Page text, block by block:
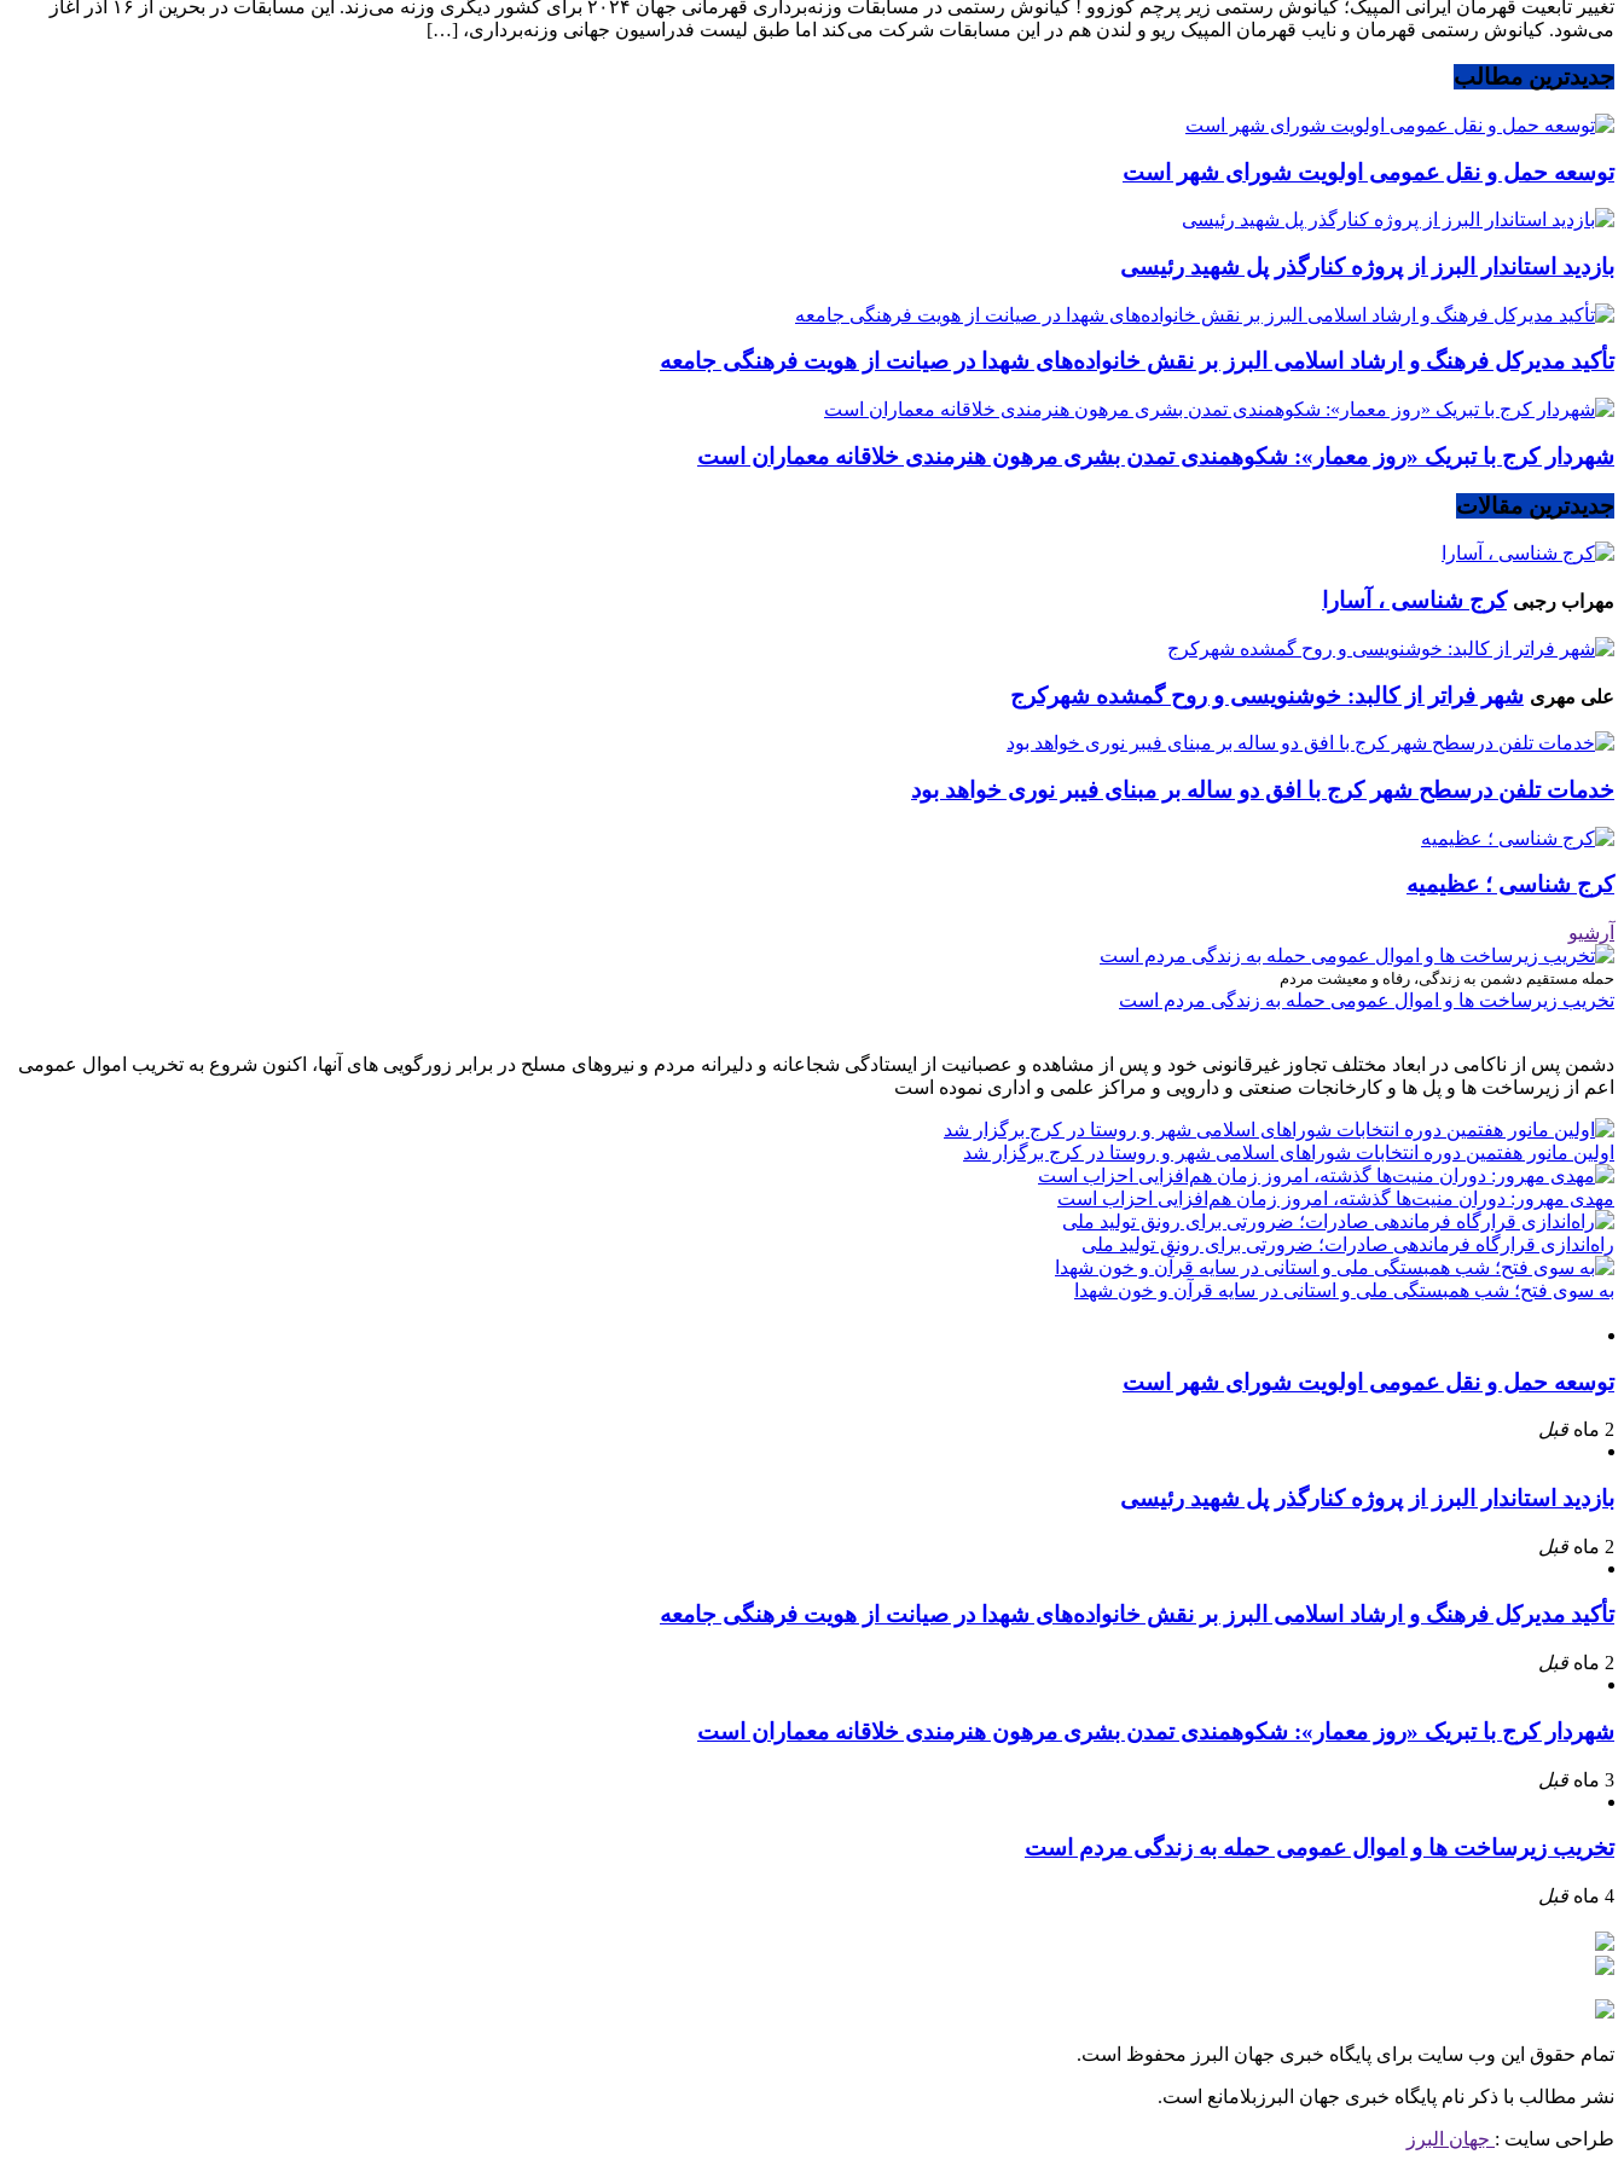
تغییر تابعیت قهرمان ایرانی المپیک؛ کیانوش رستمی زیر پرچم کوزوو ! کیانوش رستمی در مسابقات وزنه‌برداری قهرمانی جهان ۲۰۲۴ برای کشور دیگری وزنه‌ می‌زند. این مسابقات در بحرین از ۱۶ آذر آغاز
می‌شود. کیانوش رستمی قهرمان و نایب قهرمان المپیک ریو و لندن هم در این مسابقات شرکت می‌کند اما طبق لیست فدراسیون جهانی وزنه‌برداری، […]
جدیدترین مطالب
توسعه حمل و نقل عمومی اولویت شورای شهر است
بازدید استاندار البرز از پروژه کنارگذر پل شهید رئیسی
تأکید مدیرکل فرهنگ و ارشاد اسلامی البرز بر نقش خانواده‌های شهدا در صیانت از هویت فرهنگی جامعه
شهردار کرج با تبریک «روز معمار»: شکوهمندی تمدن بشری مرهون هنرمندی خلاقانه معماران است
جدیدترین مقالات
مهراب رجبی کرج شناسی ، آسارا
علی مهری شهر فراتر از کالبد: خوشنویسی و روح گمشده شهرکرج
خدمات تلفن درسطح شهر کرج با افق دو ساله بر مبنای فیبر نوری خواهد بود
کرج شناسی ؛ عظیمیه
آرشیو
حمله مستقیم دشمن به زندگی، رفاه و معیشت مردم
تخریب زیرساخت ها و اموال عمومی حمله به زندگی مردم است
دشمن پس از ناکامی در ابعاد مختلف تجاوز غیرقانونی خود و پس از مشاهده و عصبانیت از ایستادگی شجاعانه و دلیرانه مردم و نیروهای مسلح در برابر زورگویی های آنها، اکنون شروع به تخریب اموال عمومی
اعم از زیرساخت ها و پل ها و کارخانجات صنعتی و دارویی و مراکز علمی و اداری نموده است
اولین مانور هفتمین دوره انتخابات شوراهای اسلامی شهر و روستا در کرج برگزار شد
مهدی مهرور: دوران منیت‌ها گذشته، امروز زمان هم‌افزایی احزاب است
راه‌اندازی قرارگاه فرماندهی صادرات؛ ضرورتی برای رونق تولید ملی
به سوی فتح؛ شب همبستگی ملی و استانی در سایه قرآن و خون شهدا
توسعه حمل و نقل عمومی اولویت شورای شهر است
2 ماه قبل
بازدید استاندار البرز از پروژه کنارگذر پل شهید رئیسی
2 ماه قبل
تأکید مدیرکل فرهنگ و ارشاد اسلامی البرز بر نقش خانواده‌های شهدا در صیانت از هویت فرهنگی جامعه
2 ماه قبل
شهردار کرج با تبریک «روز معمار»: شکوهمندی تمدن بشری مرهون هنرمندی خلاقانه معماران است
3 ماه قبل
تخریب زیرساخت ها و اموال عمومی حمله به زندگی مردم است
4 ماه قبل
تمام حقوق این وب سایت برای پایگاه خبری جهان البرز محفوظ است.
نشر مطالب با ذکر نام پایگاه خبری جهان البرزبلامانع است.
طراحی سایت : جهان البرز